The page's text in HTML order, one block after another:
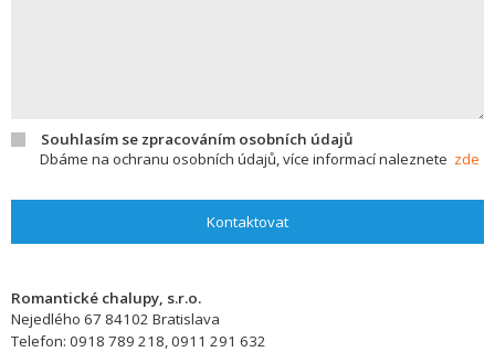
Souhlasím se zpracováním osobních údajů
Dbáme na ochranu osobních údajů, více informací naleznete zde
Kontaktovat
Romantické chalupy, s.r.o.
Nejedlého 67 84102 Bratislava
Telefon: 0918 789 218, 0911 291 632